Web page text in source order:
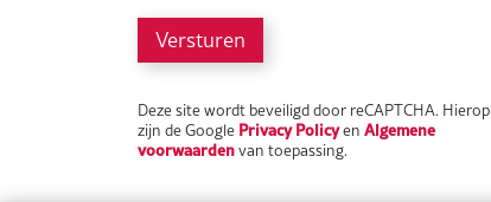
Versturen
Deze site wordt beveiligd door reCAPTCHA. Hierop
zijn de Google Privacy Policyen Algemene
voorwaardenvan toepassing.